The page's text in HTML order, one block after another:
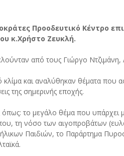
Προοδευτικό Κέντρο
κ.Χρήστο Ζευκλή.
από τους Γιώργο
κλίμα και αναλύθηκαν θέματα
της σημερινής εποχής.
όπως: το μεγάλο θέμα που υπάρχει
τη νόσο των αιγοπροβάτων
Παιδιών, το Παράρτημα